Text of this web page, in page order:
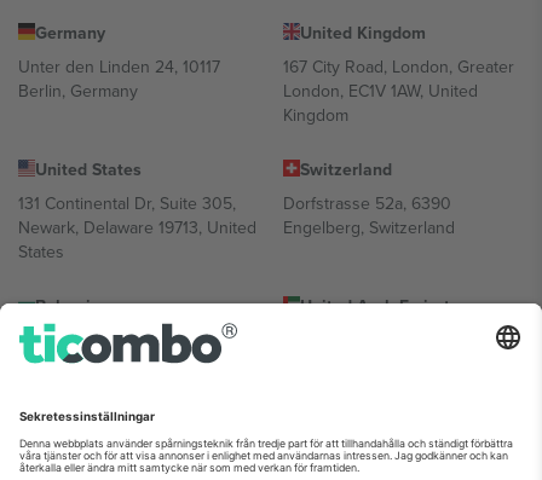
Germany
Unter den Linden 24, 10117
Berlin, Germany
United Kingdom
167 City Road, London, Greater
London, EC1V 1AW, United
Kingdom
United States
131 Continental Dr, Suite 305,
Newark, Delaware 19713, United
States
Switzerland
Dorfstrasse 52a, 6390
Engelberg, Switzerland
Bulgaria
Regus Sofia City West, bul
Totleben 53-55, 1606 Sofia,
United Arab Emirates
UAE Dubai Silicon Oasis, DDP
Mexico